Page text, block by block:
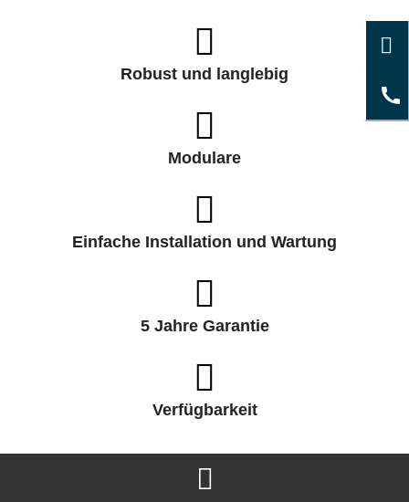
Robust und langlebig
Modulare
Einfache Installation und Wartung
5 Jahre Garantie
Verfügbarkeit